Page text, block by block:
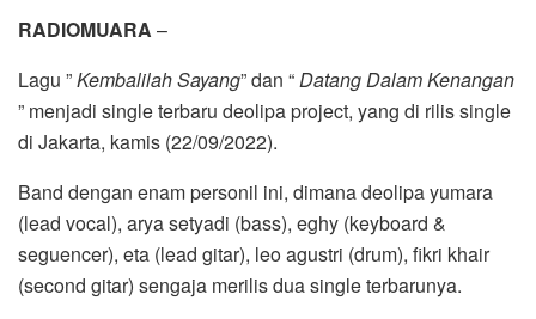
RADIOMUARA –
Lagu ”Kembalilah Sayang” dan “Datang Dalam Kenangan
” menjadi single terbaru deolipa project, yang di rilis single
di Jakarta, kamis (22/09/2022).
Band dengan enam personil ini, dimana deolipa yumara
(lead vocal), arya setyadi (bass), eghy (keyboard &
seguencer), eta (lead gitar), leo agustri (drum), fikri khair
(second gitar) sengaja merilis dua single terbarunya.